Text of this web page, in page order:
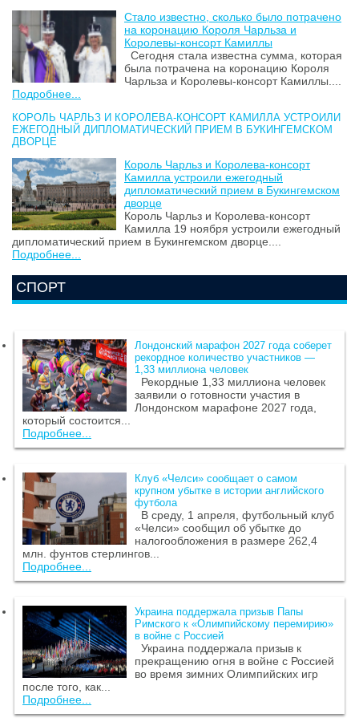
Стало известно, сколько было потрачено
на коронацию Короля Чарльза и
Королевы-консорт Камиллы
Сегодня стала известна сумма, которая
была потрачена на коронацию Короля
Чарльза и Королевы-консорт Камиллы....
Подробнее...
КОРОЛЬ ЧАРЛЬЗ И КОРОЛЕВА-КОНСОРТ КАМИЛЛА УСТРОИЛИ
ЕЖЕГОДНЫЙ ДИПЛОМАТИЧЕСКИЙ ПРИЕМ В БУКИНГЕМСКОМ
ДВОРЦЕ
Король Чарльз и Королева-консорт
Камилла устроили ежегодный
дипломатический прием в Букингемском
дворце
Король Чарльз и Королева-консорт
Камилла 19 ноября устроили ежегодный
дипломатический прием в Букингемском дворце....
Подробнее...
СПОРТ
Лондонский марафон 2027 года соберет
рекордное количество участников —
1,33 миллиона человек
Рекордные 1,33 миллиона человек
заявили о готовности участия в
Лондонском марафоне 2027 года,
который состоится...
Подробнее...
Клуб «Челси» сообщает о самом
крупном убытке в истории английского
футбола
В среду, 1 апреля, футбольный клуб
«Челси» сообщил об убытке до
налогообложения в размере 262,4
млн. фунтов стерлингов...
Подробнее...
Украина поддержала призыв Папы
Римского к «Олимпийскому перемирию»
в войне с Россией
Украина поддержала призыв к
прекращению огня в войне с Россией
во время зимних Олимпийских игр
после того, как...
Подробнее...